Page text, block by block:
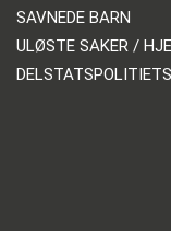
SAVNEDE BARN
ULØSTE SAKER /